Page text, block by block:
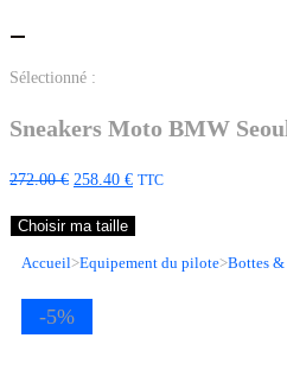
Sélectionné :
Sneakers Moto BMW
272.00€ 258.40 € TTC
Choisir ma taille
Accueil>Equipement du pilote>Bottes &
-5%